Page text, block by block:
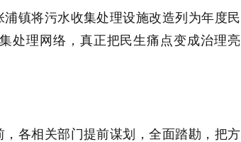
镇将污水收集处理设施改造列为年度民
处理网络，真正把民生痛点变成治理亮
各相关部门提前谋划，全面踏勘，把方